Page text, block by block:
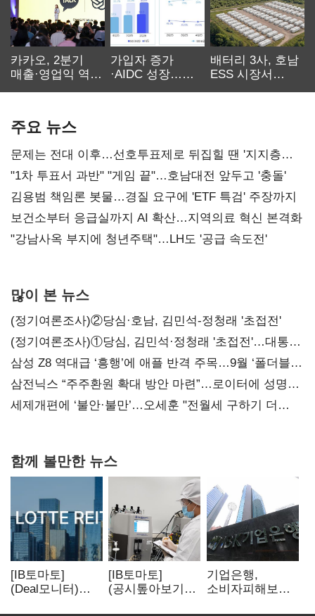
카카오, 2분기
매출·영업익 역대
가입자 증가
·AIDC 성장…
배터리 3사, 호남
ESS 시장서
주요 뉴스
문제는 전대 이후…선호투표제로 뒤집힐 땐 '지지층
불복'
"1차 투표서 과반" "게임 끝"…호남대전 앞두고 '충돌'
김용범 책임론 봇물…경질 요구에 'ETF 특검' 주장까지
보건소부터 응급실까지 AI 확산…지역의료 혁신 본격화
"강남사옥 부지에 청년주택"…LH도 '공급 속도전'
많이 본 뉴스
(정기여론조사)②당심·호남, 김민석-정청래 '초접전'
(정기여론조사)①당심, 김민석·정청래 '초접전'…대통령
지지도 '50% 아래로'(종합)
삼성 Z8 역대급 ‘흥행’에 애플 반격 주목…9월 ‘폴더블
대전’
삼전닉스 “주주환원 확대 방안 마련”…로이터에 성명
보내
세제개편에 ‘불안·불만’…오세훈 "전월세 구하기 더
함께 볼만한 뉴스
[IB토마토]
(Deal모니터)
[IB토마토]
(공시톺아보기)
기업은행,
소비자피해보상